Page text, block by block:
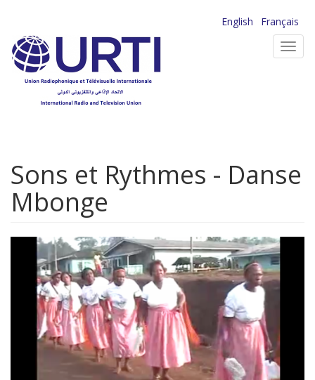
contenu
principal
English
Français
Sons et Rythmes - Danse
Mbonge